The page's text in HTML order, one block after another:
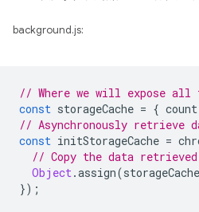
background.js:
// Where we will expose all
const storageCache = { count
// Asynchronously retrieve
const initStorageCache =
// Copy the data
Object.assign(storageCache
});